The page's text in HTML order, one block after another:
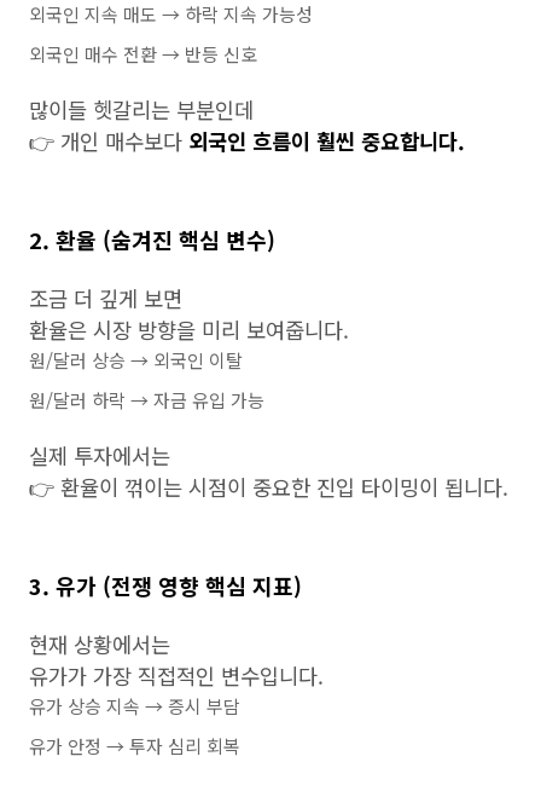
외국인 지속 매도 → 하락 지속 가능성
외국인 매수 전환 → 반등 신호
많이들 헷갈리는 부분인데
👉 개인 매수보다 외국인 흐름이 훨씬 중요합니다.
2. 환율 (숨겨진 핵심 변수)
조금 더 깊게 보면
환율은 시장 방향을 미리 보여줍니다.
원/달러 상승 → 외국인 이탈
원/달러 하락 → 자금 유입 가능
실제 투자에서는
👉 환율이 꺾이는 시점이 중요한 진입 타이밍이 됩니다.
3. 유가 (전쟁 영향 핵심 지표)
현재 상황에서는
유가가 가장 직접적인 변수입니다.
유가 상승 지속 → 증시 부담
유가 안정 → 투자 심리 회복